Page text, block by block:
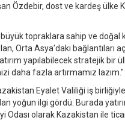
Özdebir, dost ve kardeş
topraklara sahip ve doğal
Orta Asya'daki bağlantıları
yapılabilecek stratejik bir
daha fazla artırmamız
Eyalet Valiliği iş
yoğun ilgi gördü. Burada
Odası olarak Kazakistan ile